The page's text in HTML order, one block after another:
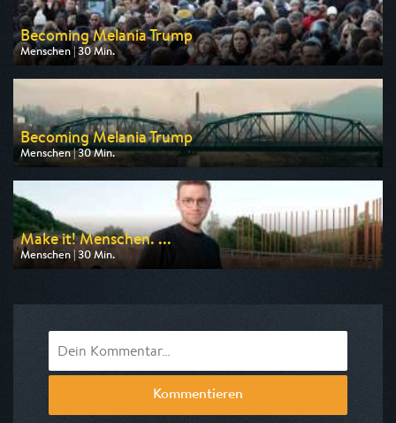
Becoming Melania Trump
Menschen | 30 Min.
Ausgestrahlt von ZDF info
am 12.08.2026, 10:15
Becoming Melania Trump
Menschen | 30 Min.
Ausgestrahlt von ZDF info
am 12.08.2026, 09:45
Make it! Menschen. ...
Menschen | 30 Min.
Ausgestrahlt von HR
Kommentieren